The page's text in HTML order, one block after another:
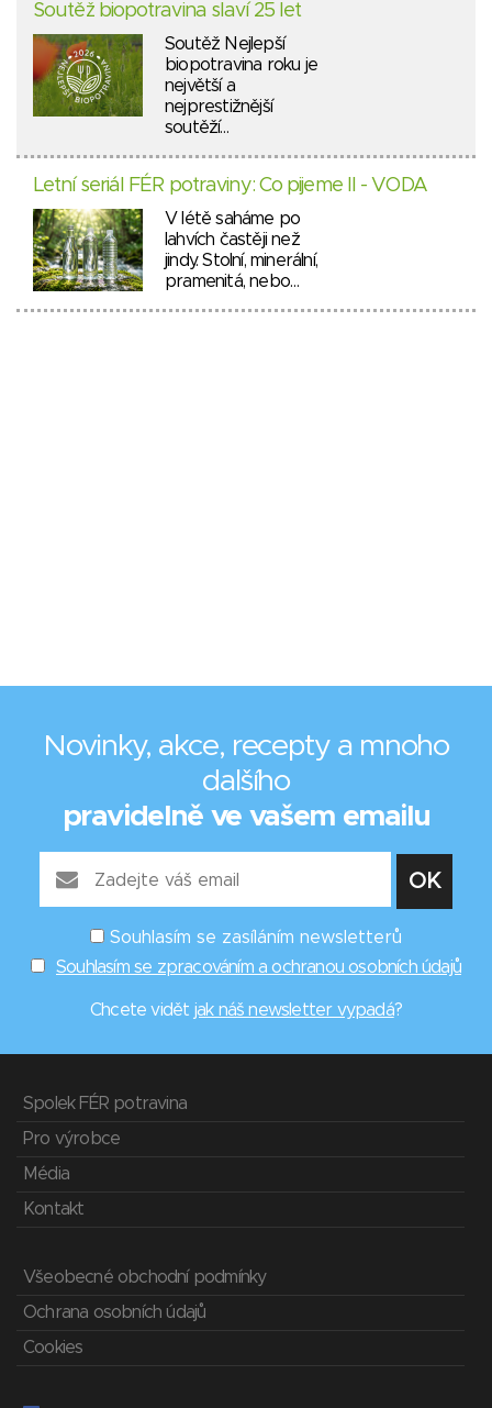
Soutěž biopotravina slaví 25 let
Soutěž Nejlepší
biopotravina roku je
největší a
nejprestižnější
soutěží…
Letní seriál FÉR potraviny: Co pijeme II - VODA
V létě saháme po
lahvích častěji než
jindy. Stolní, minerální,
pramenitá, nebo…
Novinky, akce, recepty a mnoho
dalšího
pravidelně ve vašem emailu
Souhlasím se zasíláním newsletterů
Souhlasím se zpracováním a ochranou osobních údajů
Chcete vidět jak náš newsletter vypadá?
Spolek FÉR potravina
Pro výrobce
Média
Kontakt
Všeobecné obchodní podmínky
Ochrana osobních údajů
Cookies